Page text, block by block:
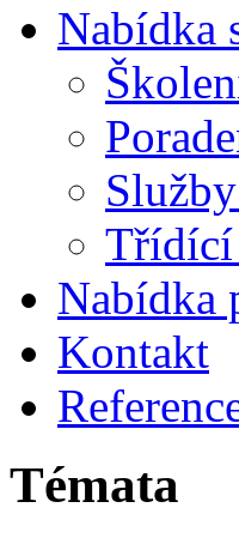
Nabídka
Třídící
Nabídka
Kontakt
Témata